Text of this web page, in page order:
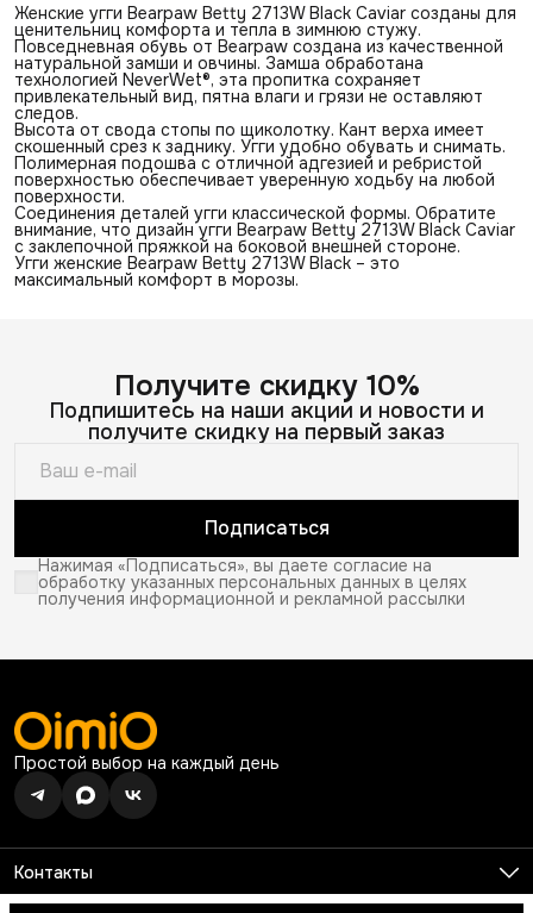
Женские угги Bearpaw Betty 2713W Black Caviar созданы для
ценительниц комфорта и тепла в зимнюю стужу.
Повседневная обувь от Bearpaw создана из качественной
натуральной замши и овчины. Замша обработана
технологией NeverWet®, эта пропитка сохраняет
привлекательный вид, пятна влаги и грязи не оставляют
следов.
Высота от свода стопы по щиколотку. Кант верха имеет
скошенный срез к заднику. Угги удобно обувать и снимать.
Полимерная подошва с отличной адгезией и ребристой
поверхностью обеспечивает уверенную ходьбу на любой
поверхности.
Соединения деталей угги классической формы. Обратите
внимание, что дизайн угги Bearpaw Betty 2713W Black Caviar
с заклепочной пряжкой на боковой внешней стороне.
Угги женские Bearpaw Betty 2713W Black – это
максимальный комфорт в морозы.
Получите скидку 10%
Подпишитесь на наши акции и новости и
получите скидку на первый заказ
Подписаться
Нажимая «Подписаться», вы даете согласие на
обработку указанных персональных данных в целях
получения информационной и рекламной рассылки
Простой выбор на каждый день
Контакты
Телефон